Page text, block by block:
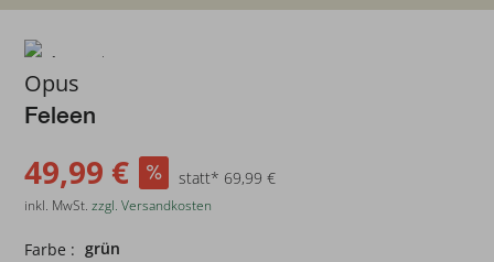
zurück
Opus
Feleen
49,99 € statt* 69,99 €
inkl. MwSt.zzgl. Versandkosten
Farbe : grün